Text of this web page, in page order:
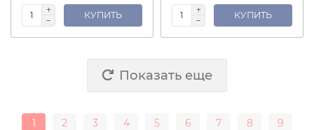
КУПИТЬ КУПИТЬ
Показать еще
1 2 3 4 5 6 7 8 9